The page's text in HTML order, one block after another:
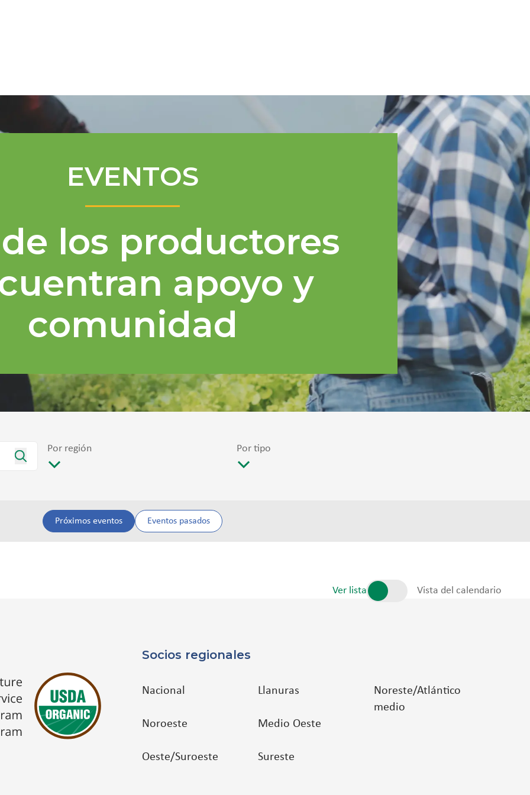
EVENTOS
los productores
apoyo y
comunidad
Por región Por tipo
Próximos eventos Eventos pasados
Ver lista Vista del calendario
Socios regionales
Nacional
Noroeste
Oeste/Suroeste
Llanuras
Medio Oeste
Sureste
Noreste/Atlántico
medio